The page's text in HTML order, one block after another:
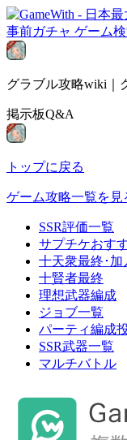
事前ガチャ ゲーム
グラブル攻略wiki｜
掲示板Q&A
トップに戻る
ゲーム攻略一覧を見
SSR評価一覧
サプチケおす
十天衆最終･加
十賢者最終
理想武器編成
ジョブ一覧
パーティ編成
SSR武器一覧
マルチバトル